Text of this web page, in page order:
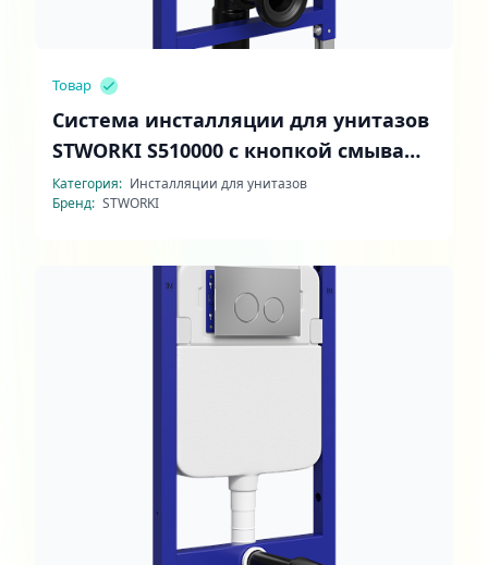
Товар
Система инсталляции для унитазов
STWORKI S510000 с кнопкой смыва
Хельсинки S33500WH глянцевая
белая
Категория: Инсталляции для унитазов
Бренд: STWORKI